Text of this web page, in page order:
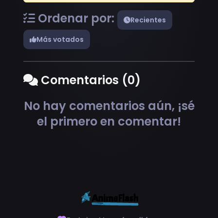
Ordenar por:
Recientes
Más votados
Comentarios (0)
No hay comentarios aún, ¡sé
el primero en comentar!